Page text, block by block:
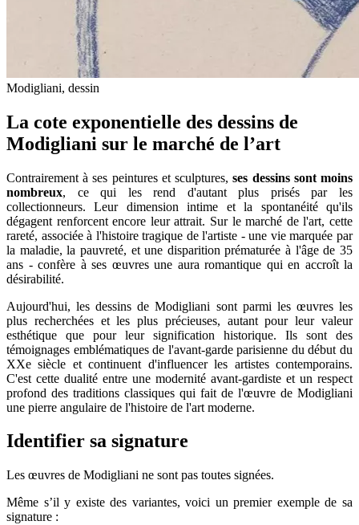
Modigliani, dessin
La cote exponentielle des dessins de
Modigliani sur le marché de l’art
Contrairement à ses peintures et sculptures,ses dessins sont moins
nombreux, ce qui les rend d'autant plus prisés par les
collectionneurs. Leur dimension intime et la spontanéité qu'ils
dégagent renforcent encore leur attrait. Sur le marché de l'art, cette
rareté, associée à l'histoire tragique de l'artiste - une vie marquée par
la maladie, la pauvreté, et une disparition prématurée à l'âge de 35
ans - confère à ses œuvres une aura romantique qui en accroît la
désirabilité.
Aujourd'hui, les dessins de Modigliani sont parmi les œuvres les
plus recherchées et les plus précieuses, autant pour leur valeur
esthétique que pour leur signification historique. Ils sont des
témoignages emblématiques de l'avant-garde parisienne du début du
XXe siècle et continuent d'influencer les artistes contemporains.
C'est cette dualité entre une modernité avant-gardiste et un respect
profond des traditions classiques qui fait de l'œuvre de Modigliani
une pierre angulaire de l'histoire de l'art moderne.
Identifier sa signature
Les œuvres de Modigliani ne sont pas toutes signées.
Même s’il y existe des variantes, voici un premier exemple de sa
signature :